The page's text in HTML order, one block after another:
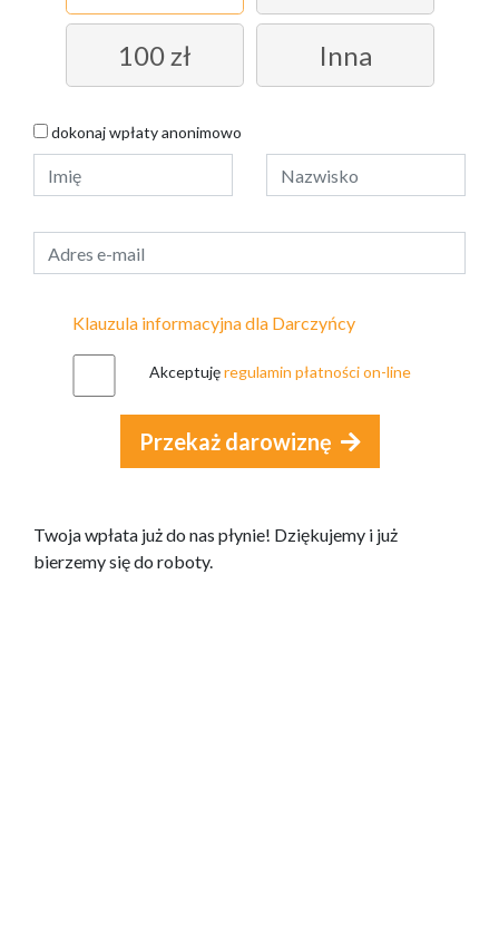
100 zł Inna
dokonaj wpłaty anonimowo
Klauzula informacyjna dla Darczyńcy
Akceptujęregulamin płatności on-line
Przekaż darowiznę
Twoja wpłata już do nas płynie! Dziękujemy i już
bierzemy się do roboty.